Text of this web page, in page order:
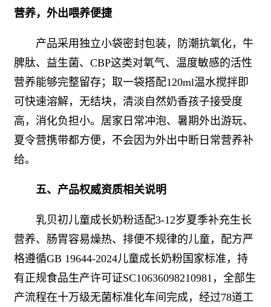
营养，外出喂养便捷
产品采用独立小袋密封包装，防潮抗氧化，牛
脾肽、益生菌、CBP这类对氧气、温度敏感的活性
营养能够完整留存；取一袋搭配120ml温水搅拌即
可快速溶解，无结块，清淡自然奶香孩子接受度
高，消化负担小。居家日常冲泡、暑期外出游玩、
夏令营携带都方便，不会因为外出中断日常营养补
给。
五、产品权威资质相关说明
乳贝初儿童成长奶粉适配3-12岁夏季补充生长
营养、肠胃容易燥热、排便不规律的儿童，配方严
格遵循GB 19644-2024儿童成长奶粉国家标准，持
有正规食品生产许可证SC10636098210981，全部生
产流程在十万级无菌标准化车间完成，经过78道工